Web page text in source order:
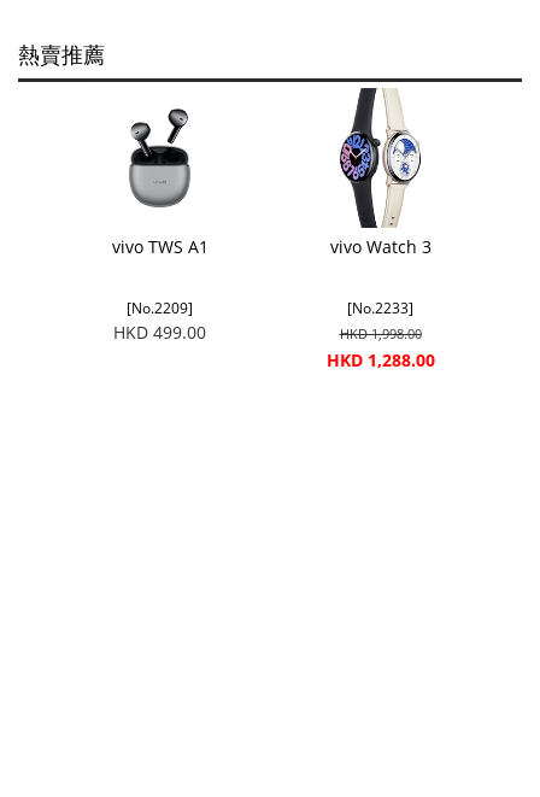
熱賣推薦
vivo TWS A1
[No.2209]
HKD 499.00
vivo Watch 3
[No.2233]
HKD 1,998.00
HKD 1,288.00